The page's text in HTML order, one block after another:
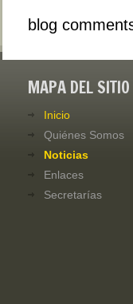
blog
MAPA DEL SITIO
Inicio
Quiénes Somos
Noticias
Enlaces
Secretarías